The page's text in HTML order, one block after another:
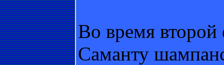
Во время второй
Саманту